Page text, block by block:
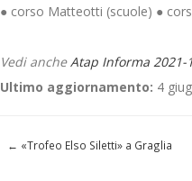
● corso Matteotti (scuole) ●
Vedi ancheAtap Informa 2021-
Ultimo aggiornamento: 4
← «Trofeo Elso Siletti» a Graglia